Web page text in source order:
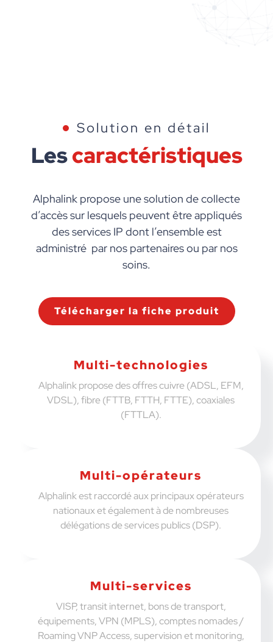
Solution en détail
Lescaractéristiques
Alphalink propose une solution de collecte
d’accès sur lesquels peuvent être appliqués
des services IP dont l’ensemble est
administré par nos partenaires ou par nos
soins.
Télécharger la fiche produit
Multi-technologies
Alphalink propose des offres cuivre (ADSL, EFM,
VDSL), fibre (FTTB, FTTH, FTTE), coaxiales
(FTTLA).
Multi-opérateurs
Alphalink est raccordé aux principaux opérateurs
nationaux et également à de nombreuses
délégations de services publics (DSP).
Multi-services
VISP, transit internet, bons de transport,
équipements, VPN (MPLS), comptes nomades /
Roaming VNP Access, supervision et monitoring,